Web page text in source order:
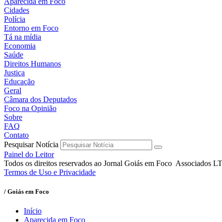
Cidades
Polícia
Entorno em Foco
Tá na mídia
Economia
Saúde
Direitos Humanos
Justiça
Educação
Geral
Câmara dos Deputados
Foco na Opinião
Sobre
FAQ
Contato
Pesquisar Notícia
Painel do Leitor
Todos os direitos reservados ao Jornal Goiás em Foco Associados
Termos de Uso e Privacidade
/ Goiás em Foco
Início
Aparecida em Foco